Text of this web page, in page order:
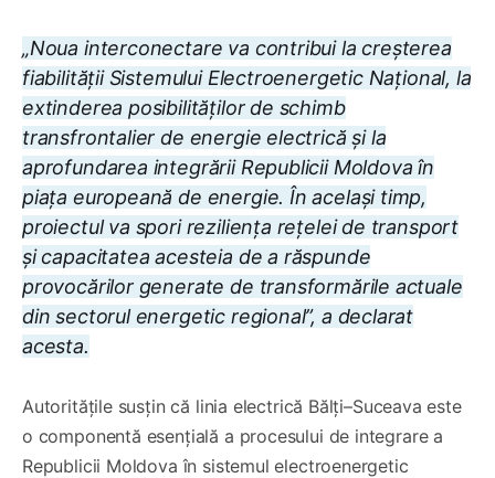
„Noua interconectare va contribui la creșterea
fiabilității Sistemului Electroenergetic Național, la
extinderea posibilităților de schimb
transfrontalier de energie electrică și la
aprofundarea integrării Republicii Moldova în
piața europeană de energie. În același timp,
proiectul va spori reziliența rețelei de transport
și capacitatea acesteia de a răspunde
provocărilor generate de transformările actuale
din sectorul energetic regional”, a declarat
acesta.
Autoritățile susțin că linia electrică Bălți–Suceava este
o componentă esențială a procesului de integrare a
Republicii Moldova în sistemul electroenergetic